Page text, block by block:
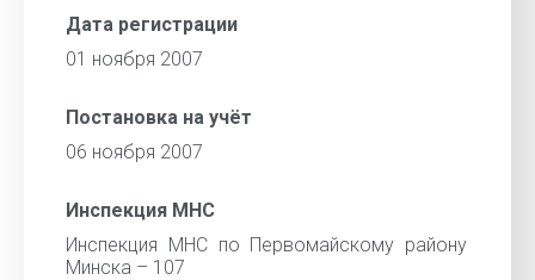
Дата регистрации
01 ноября 2007
Постановка на учёт
06 ноября 2007
Инспекция МНС
Инспекция МНС по Первомайскому району
Минска – 107